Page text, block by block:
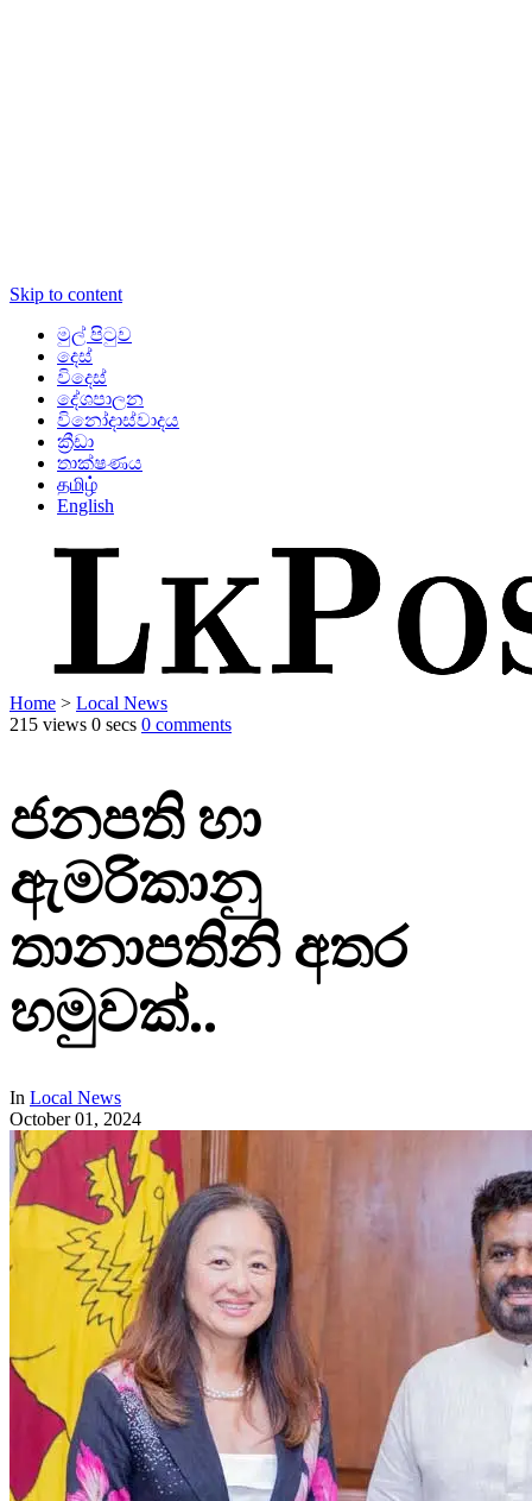
Skip to content
මුල් පිටුව
දෙස්
විදෙස්
දේශපාලන
විනෝදාස්වාදය
ක්‍රීඩා
තාක්ෂණය
தமிழ்
English
Home > Local News
215 views 0 secs 0 comments
ජනපති හා
ඇමරිකානු
තානාපතිනි අතර
හමුවක්..
In Local News
October 01, 2024